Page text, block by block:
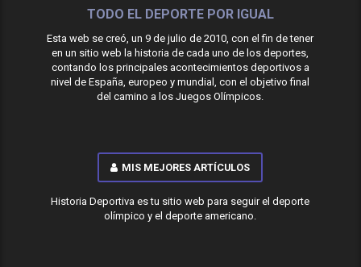
TODO EL DEPORTE POR IGUAL
Esta web se creó, un 9 de julio de 2010, con el fin de tener
en un sitio web la historia de cada uno de los deportes,
contando los principales acontecimientos deportivos a
nivel de España, europeo y mundial, con el objetivo final
del camino a los Juegos Olímpicos.
MIS MEJORES ARTÍCULOS
Historia Deportiva es tu sitio web para seguir el deporte
olímpico y el deporte americano.